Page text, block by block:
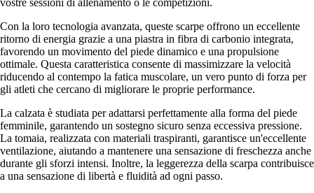
vostre sessioni di allenamento o le competizioni.
Con la loro tecnologia avanzata, queste scarpe offrono un eccellente
ritorno di energia grazie a una piastra in fibra di carbonio integrata,
favorendo un movimento del piede dinamico e una propulsione
ottimale. Questa caratteristica consente di massimizzare la velocità
riducendo al contempo la fatica muscolare, un vero punto di forza per
gli atleti che cercano di migliorare le proprie performance.
La calzata è studiata per adattarsi perfettamente alla forma del piede
femminile, garantendo un sostegno sicuro senza eccessiva pressione.
La tomaia, realizzata con materiali traspiranti, garantisce un'eccellente
ventilazione, aiutando a mantenere una sensazione di freschezza anche
durante gli sforzi intensi. Inoltre, la leggerezza della scarpa contribuisce
a una sensazione di libertà e fluidità ad ogni passo.